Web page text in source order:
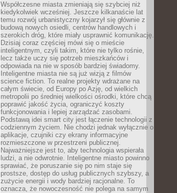
Współczesne miasta zmieniają się szybciej niż
kiedykolwiek wcześniej. Jeszcze kilkanaście lat
temu rozwój urbanistyczny kojarzył się głównie z
budową nowych osiedli, centrów handlowych i
szerokich dróg, które miały usprawnić komunikację.
Dzisiaj coraz częściej mówi się o mieście
inteligentnym, czyli takim, które nie tylko rośnie,
lecz także uczy się potrzeb mieszkańców i
odpowiada na nie w sposób bardziej świadomy.
Inteligentne miasta nie są już wizją z filmów
science fiction. To realne projekty wdrażane na
całym świecie, od Europy po Azję, od wielkich
metropolii po średniej wielkości ośrodki, które chcą
poprawić jakość życia, ograniczyć koszty
funkcjonowania i lepiej zarządzać zasobami.
Podstawą idei smart city jest łączenie technologii z
codziennym życiem. Nie chodzi jednak wyłącznie o
aplikacje, czujniki czy ekrany informacyjne
rozmieszczone w przestrzeni publicznej.
Najważniejsze jest to, aby technologia wspierała
ludzi, a nie odwrotnie. Inteligentne miasto powinno
sprawiać, że poruszanie się po nim staje się
prostsze, dostęp do usług publicznych szybszy, a
zużycie energii i wody bardziej racjonalne. To
oznacza, że nowoczesność nie polega na samym